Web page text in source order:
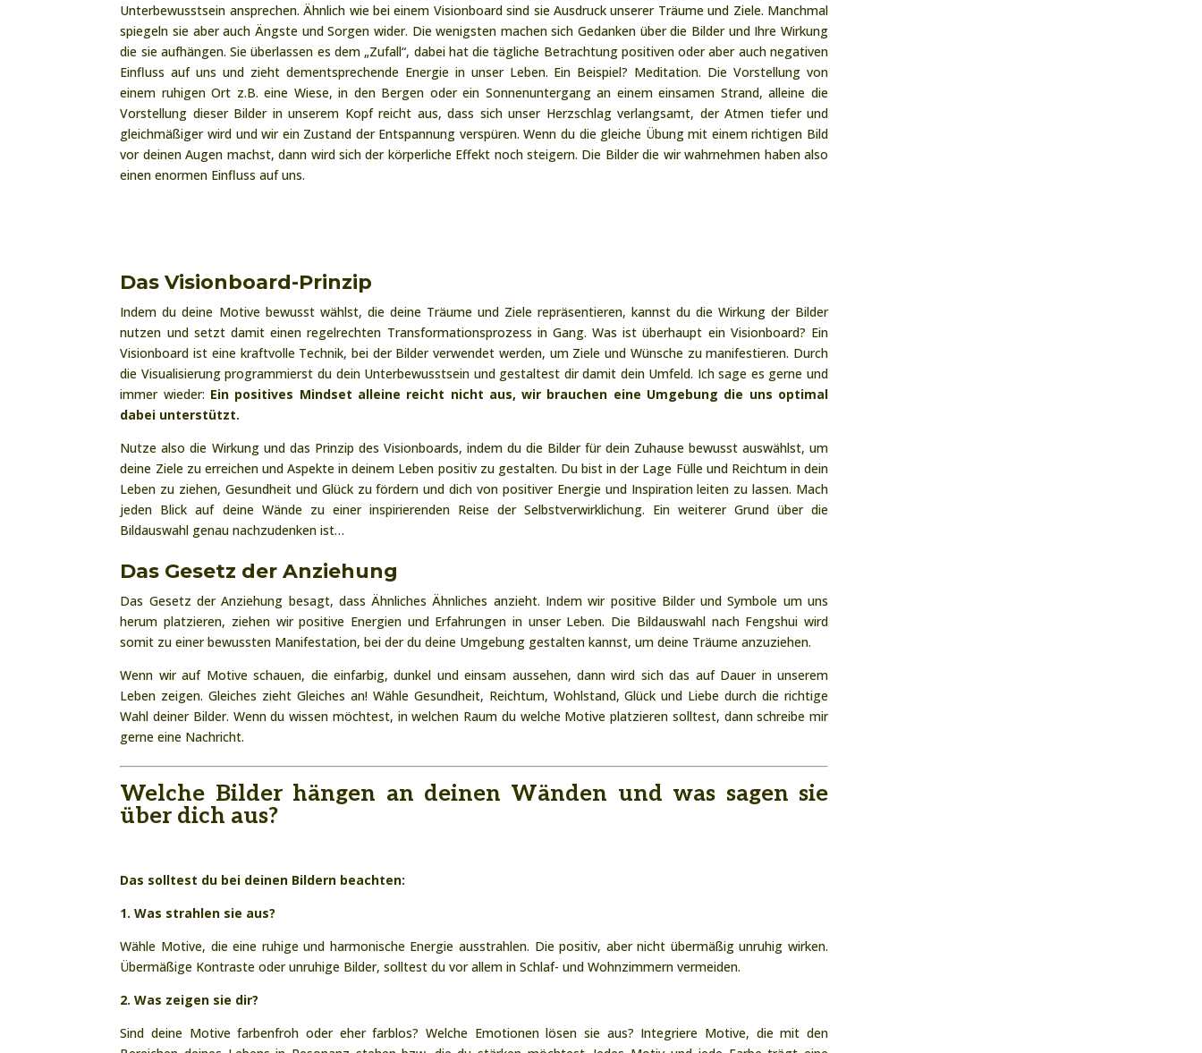
Unterbewusstsein ansprechen. Ähnlich wie bei einem Visionboard sind sie Ausdruck unserer Träume und Ziele. Manchmal
spiegeln sie aber auch Ängste und Sorgen wider. Die wenigsten machen sich Gedanken über die Bilder und Ihre Wirkung
die sie aufhängen. Sie überlassen es dem „Zufall“, dabei hat die tägliche Betrachtung positiven oder aber auch negativen
Einfluss auf uns und zieht dementsprechende Energie in unser Leben. Ein Beispiel? Meditation. Die Vorstellung von
einem ruhigen Ort z.B. eine Wiese, in den Bergen oder ein Sonnenuntergang an einem einsamen Strand, alleine die
Vorstellung dieser Bilder in unserem Kopf reicht aus, dass sich unser Herzschlag verlangsamt, der Atmen tiefer und
gleichmäßiger wird und wir ein Zustand der Entspannung verspüren. Wenn du die gleiche Übung mit einem richtigen Bild
vor deinen Augen machst, dann wird sich der körperliche Effekt noch steigern. Die Bilder die wir wahrnehmen haben also
einen enormen Einfluss auf uns.
Das Visionboard-Prinzip
Indem du deine Motive bewusst wählst, die deine Träume und Ziele repräsentieren, kannst du die Wirkung der Bilder
nutzen und setzt damit einen regelrechten Transformationsprozess in Gang. Was ist überhaupt ein Visionboard? Ein
Visionboard ist eine kraftvolle Technik, bei der Bilder verwendet werden, um Ziele und Wünsche zu manifestieren. Durch
die Visualisierung programmierst du dein Unterbewusstsein und gestaltest dir damit dein Umfeld. Ich sage es gerne und
immer wieder: Ein positives Mindset alleine reicht nicht aus, wir brauchen eine Umgebung die uns optimal
dabei unterstützt.
Nutze also die Wirkung und das Prinzip des Visionboards, indem du die Bilder für dein Zuhause bewusst auswählst, um
deine Ziele zu erreichen und Aspekte in deinem Leben positiv zu gestalten. Du bist in der Lage Fülle und Reichtum in dein
Leben zu ziehen, Gesundheit und Glück zu fördern und dich von positiver Energie und Inspiration leiten zu lassen. Mach
jeden Blick auf deine Wände zu einer inspirierenden Reise der Selbstverwirklichung. Ein weiterer Grund über die
Bildauswahl genau nachzudenken ist…
Das Gesetz der Anziehung
Das Gesetz der Anziehung besagt, dass Ähnliches Ähnliches anzieht. Indem wir positive Bilder und Symbole um uns
herum platzieren, ziehen wir positive Energien und Erfahrungen in unser Leben. Die Bildauswahl nach Fengshui wird
somit zu einer bewussten Manifestation, bei der du deine Umgebung gestalten kannst, um deine Träume anzuziehen.
Wenn wir auf Motive schauen, die einfarbig, dunkel und einsam aussehen, dann wird sich das auf Dauer in unserem
Leben zeigen. Gleiches zieht Gleiches an! Wähle Gesundheit, Reichtum, Wohlstand, Glück und Liebe durch die richtige
Wahl deiner Bilder. Wenn du wissen möchtest, in welchen Raum du welche Motive platzieren solltest, dann schreibe mir
gerne eine Nachricht.
Welche Bilder hängen an deinen Wänden und was sagen sie
über dich aus?
Das solltest du bei deinen Bildern beachten:
1. Was strahlen sie aus?
Wähle Motive, die eine ruhige und harmonische Energie ausstrahlen. Die positiv, aber nicht übermäßig unruhig wirken.
Übermäßige Kontraste oder unruhige Bilder, solltest du vor allem in Schlaf- und Wohnzimmern vermeiden.
2. Was zeigen sie dir?
Sind deine Motive farbenfroh oder eher farblos? Welche Emotionen lösen sie aus? Integriere Motive, die mit den